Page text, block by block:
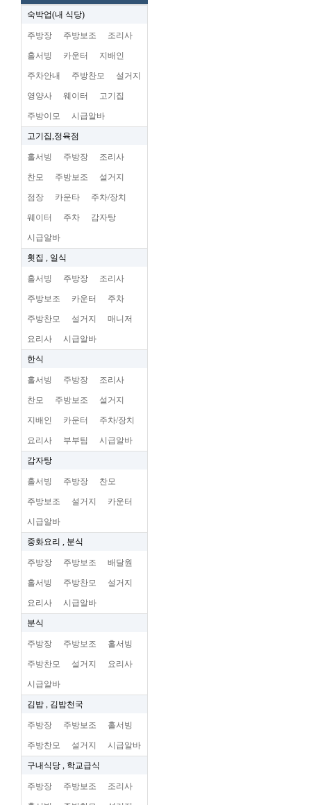
숙박업(내 식당)
주방장 주방보조 조리사
홀서빙 카운터 지배인
주차안내 주방찬모 설거지
영양사 웨이터 고기집
주방이모 시급알바
고기집,정육점
홀서빙 주방장 조리사
찬모 주방보조 설거지
점장 카운타 주차/장치
웨이터 주차 감자탕
시급알바
횟집 , 일식
홀서빙 주방장 조리사
주방보조 카운터 주차
주방찬모 설거지 매니저
요리사 시급알바
한식
홀서빙 주방장 조리사
찬모 주방보조 설거지
지배인 카운터 주차/장치
요리사 부부팀 시급알바
감자탕
홀서빙 주방장 찬모
주방보조 설거지 카운터
시급알바
중화요리 , 분식
주방장 주방보조 배달원
홀서빙 주방찬모 설거지
요리사 시급알바
분식
주방장 주방보조 홀서빙
주방찬모 설거지 요리사
시급알바
김밥 , 김밥천국
주방장 주방보조 홀서빙
주방찬모 설거지 시급알바
구내식당 , 학교급식
주방장 주방보조 조리사